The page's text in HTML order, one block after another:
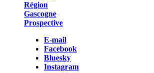
Région
Gascogne
Prospective
E-mail
Facebook
Bluesky
Instagram